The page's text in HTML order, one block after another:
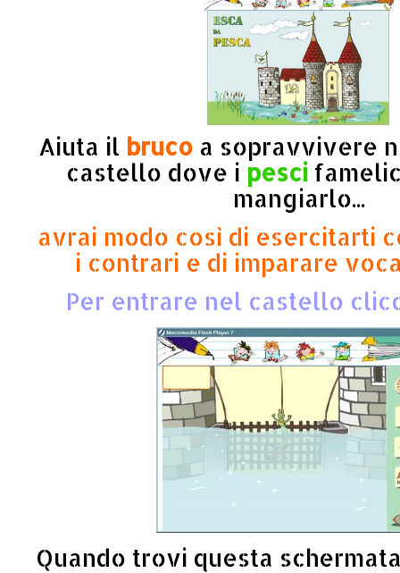
Aiuta il bruco a sopravvivere
castello dove i pesci
mangiarlo...
avrai modo così di esercitarti
i contrari e di imparare
Per entrare nel castello
Quando trovi questa